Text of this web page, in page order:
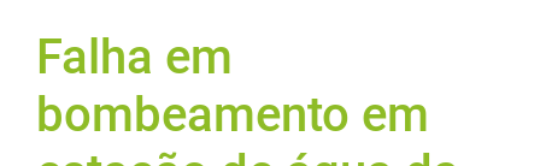
Falha em
bombeamento em